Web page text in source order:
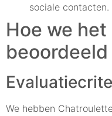
sociale contacten.
Hoe we
beoordeeld
We hebben